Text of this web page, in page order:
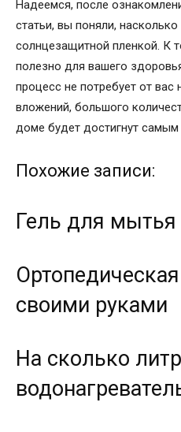
Надеемся, после
статьи, вы поняли,
солнцезащитной пленкой. К
полезно для вашего
процесс не потребует от
вложений, большого
доме будет достигнут самым
Похожие записи:
Гель для
своими руками
На сколько